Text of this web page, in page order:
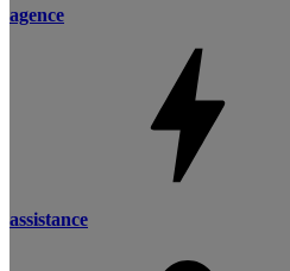
agence
assistance